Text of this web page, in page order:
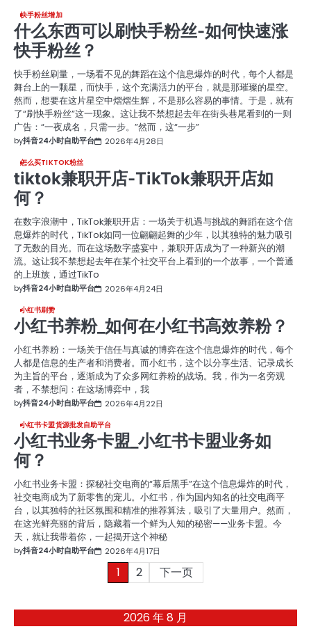
快手粉丝增加
什么东西可以刷快手粉丝-如何快速涨
快手粉丝？
快手粉丝刷量，一场看不见的舞蹈在这个信息爆炸的时代，每个人都是
舞台上的一颗星，而快手，这个充满活力的平台，就是那璀璨的星空。
然而，想要在这片星空中熠熠生辉，不是那么容易的事情。于是，就有
了“刷快手粉丝”这一现象。这让我不禁想起去年在街头巷尾看到的一则
广告：“一夜成名，只需一步。”然而，这“一步”
by抖音24小时自助平台 2026年4月28日
怎么买TIKTOK粉丝
tiktok兼职开店-TikTok兼职开店如
何？
在数字浪潮中，TikTok兼职开店：一场关于机遇与挑战的舞蹈在这个信
息爆炸的时代，TikTok如同一位翩翩起舞的少年，以其独特的魅力吸引
了无数的目光。而在这场数字盛宴中，兼职开店成为了一种新兴的潮
流。这让我不禁想起去年在某个社交平台上看到的一个故事，一个普通
的上班族，通过TikTo
by抖音24小时自助平台 2026年4月24日
小红书刷赞
小红书养粉_如何在小红书高效养粉？
小红书养粉：一场关于信任与真诚的博弈在这个信息爆炸的时代，每个
人都是信息的生产者和消费者。而小红书，这个以分享生活、记录成长
为主旨的平台，逐渐成为了众多网红养粉的战场。我，作为一名旁观
者，不禁想问：在这场博弈中，我
by抖音24小时自助平台 2026年4月22日
小红书卡盟货源批发自助平台
小红书业务卡盟_小红书卡盟业务如
何？
小红书业务卡盟：探秘社交电商的“幕后黑手”在这个信息爆炸的时代，
社交电商成为了新零售的宠儿。小红书，作为国内知名的社交电商平
台，以其独特的社区氛围和精准的推荐算法，吸引了大量用户。然而，
在这光鲜亮丽的背后，隐藏着一个鲜为人知的秘密——业务卡盟。今
天，就让我带着你，一起揭开这个神秘
by抖音24小时自助平台 2026年4月17日
分
1 2 下一页
2026 年 8 月